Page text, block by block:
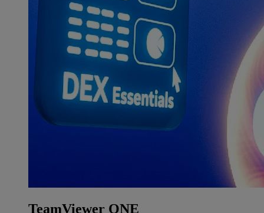
TeamViewer ONE